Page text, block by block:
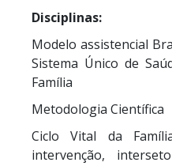
Disciplinas:
Modelo assistencial
Sistema Único de
Família
Metodologia Científica
Ciclo Vital da
intervenção,